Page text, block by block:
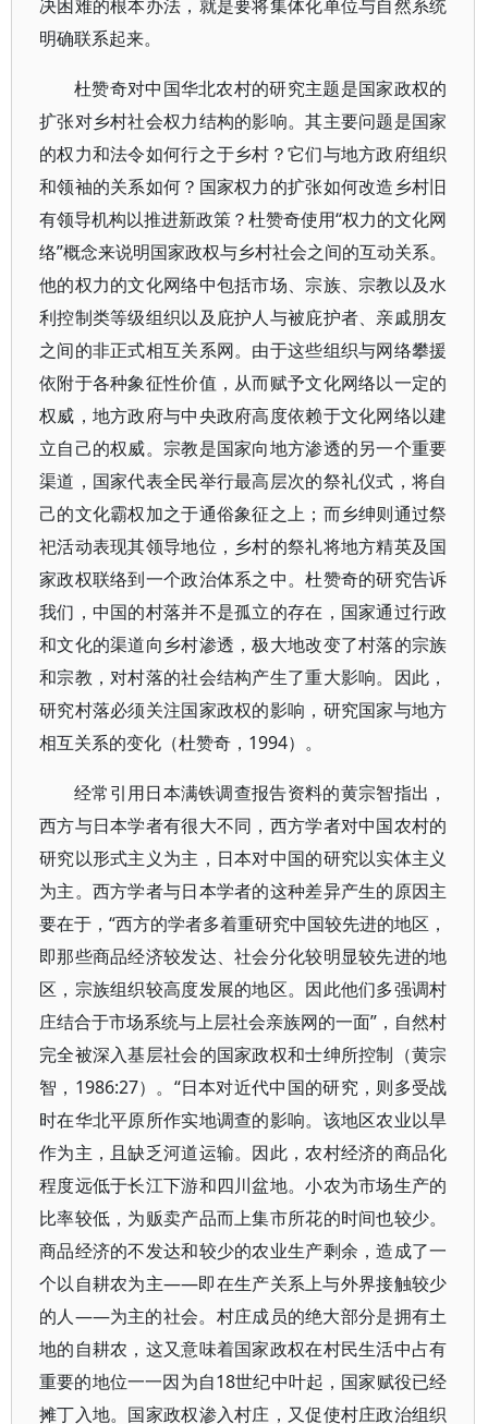
决困难的根本办法，就是要将集体化单位与自然系统
明确联系起来。
杜赞奇对中国华北农村的研究主题是国家政权的
扩张对乡村社会权力结构的影响。其主要问题是国家
的权力和法令如何行之于乡村？它们与地方政府组织
和领袖的关系如何？国家权力的扩张如何改造乡村旧
有领导机构以推进新政策？杜赞奇使用“权力的文化网
络”概念来说明国家政权与乡村社会之间的互动关系。
他的权力的文化网络中包括市场、宗族、宗教以及水
利控制类等级组织以及庇护人与被庇护者、亲戚朋友
之间的非正式相互关系网。由于这些组织与网络攀援
依附于各种象征性价值，从而赋予文化网络以一定的
权威，地方政府与中央政府高度依赖于文化网络以建
立自己的权威。宗教是国家向地方渗透的另一个重要
渠道，国家代表全民举行最高层次的祭礼仪式，将自
己的文化霸权加之于通俗象征之上；而乡绅则通过祭
祀活动表现其领导地位，乡村的祭礼将地方精英及国
家政权联络到一个政治体系之中。杜赞奇的研究告诉
我们，中国的村落并不是孤立的存在，国家通过行政
和文化的渠道向乡村渗透，极大地改变了村落的宗族
和宗教，对村落的社会结构产生了重大影响。因此，
研究村落必须关注国家政权的影响，研究国家与地方
相互关系的变化（杜赞奇，1994）。
经常引用日本满铁调查报告资料的黄宗智指出，
西方与日本学者有很大不同，西方学者对中国农村的
研究以形式主义为主，日本对中国的研究以实体主义
为主。西方学者与日本学者的这种差异产生的原因主
要在于，“西方的学者多着重研究中国较先进的地区，
即那些商品经济较发达、社会分化较明显较先进的地
区，宗族组织较高度发展的地区。因此他们多强调村
庄结合于市场系统与上层社会亲族网的一面”，自然村
完全被深入基层社会的国家政权和士绅所控制（黄宗
智，1986:27）。“日本对近代中国的研究，则多受战
时在华北平原所作实地调查的影响。该地区农业以旱
作为主，且缺乏河道运输。因此，农村经济的商品化
程度远低于长江下游和四川盆地。小农为市场生产的
比率较低，为贩卖产品而上集市所花的时间也较少。
商品经济的不发达和较少的农业生产剩余，造成了一
个以自耕农为主——即在生产关系上与外界接触较少
的人——为主的社会。村庄成员的绝大部分是拥有土
地的自耕农，这又意味着国家政权在村民生活中占有
重要的地位一一因为自18世纪中叶起，国家赋役已经
摊丁入地。国家政权渗入村庄，又促使村庄政治组织